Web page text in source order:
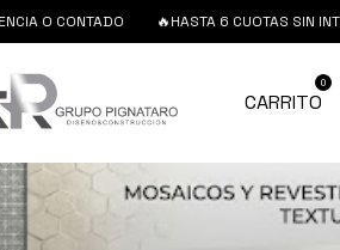
CONTADO 🔥HASTA 6 CUOTAS SIN INTERES
CARRITO
0